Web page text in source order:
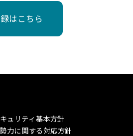
はこちら
ュリティ基本方針
力に関する対応方針